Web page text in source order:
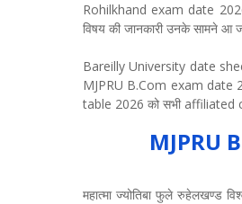
Rohilkhand exam date 2026
विषय की जानकारी उनके सामने आ
Bareilly University date
MJPRU B.Com exam date
table 2026 को सभी affiliated
MJPRU
महात्मा ज्योतिबा फुले रुहेलखण्ड